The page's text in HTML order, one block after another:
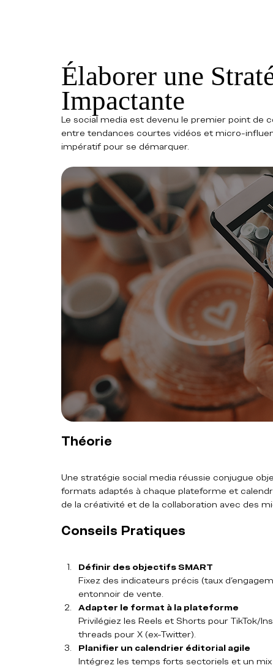
Élaborer une
Impactante
Le social media est devenu le premier point
entre tendances courtes vidéos et micro-
impératif pour se démarquer.
Théorie
Une stratégie social media réussie conjugue
formats adaptés à chaque plateforme et
de la créativité et de la collaboration avec des
Conseils Pratiques
Définir des objectifs SMART
Fixez des indicateurs précis (taux
entonnoir de vente.
Adapter le format à la plateforme
Privilégiez les Reels et Shorts pour TikTok/
threads pour X (ex-Twitter).
Planifier un calendrier éditorial agile
Intégrez les temps forts sectoriels et un